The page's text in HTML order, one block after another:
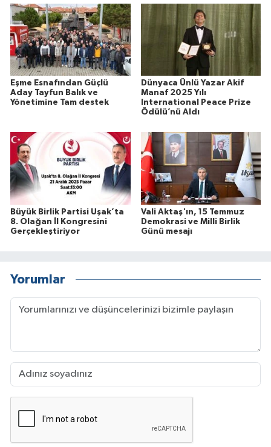
Eşme Esnafından Güçlü
Aday Tayfun Balık ve
Yönetimine Tam destek
Dünyaca Ünlü Yazar Akif
Manaf 2025 Yılı
International Peace Prize
Ödülü’nü Aldı
Büyük Birlik Partisi Uşak’ta
8. Olağan İl Kongresini
Gerçekleştiriyor
Vali Aktaş'ın, 15 Temmuz
Demokrasi ve Milli Birlik
Günü mesajı
Yorumlar